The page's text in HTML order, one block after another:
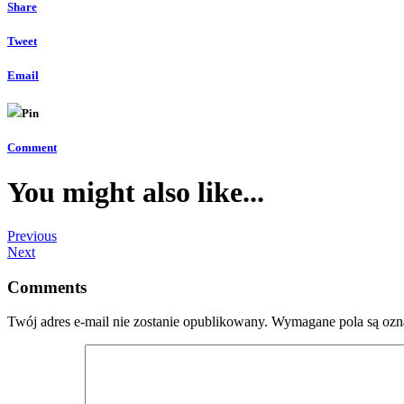
Share
Tweet
Email
Pin
Comment
You might also like...
Previous
Next
Comments
Twój adres e-mail nie zostanie opublikowany. Wymagane pola są